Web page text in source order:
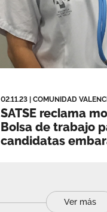
02.11.23 COMUNIDAD
SATSE reclama
Bolsa de trabajo
candidatas
Ver más